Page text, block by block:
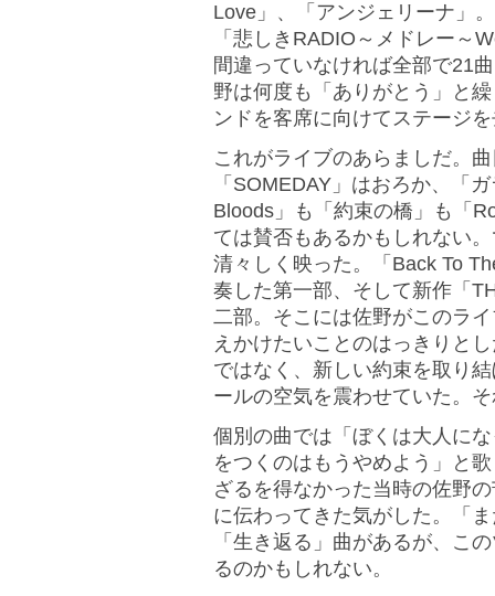
Love」、「アンジェリーナ」
「悲しきRADIO～メドレー～
間違っていなければ全部で21
野は何度も「ありがとう」と
ンドを客席に向けてステージ
これがライブのあらましだ。
「SOMEDAY」はおろか、「
Bloods」も「約束の橋」も「
ては賛否もあるかもしれない
清々しく映った。「Back To
奏した第一部、そして新作「
二部。そこには佐野がこのラ
えかけたいことのはっきりと
ではなく、新しい約束を取り
ールの空気を震わせていた。
個別の曲では「ぼくは大人に
をつくのはもうやめよう」と
ざるを得なかった当時の佐野
に伝わってきた気がした。「
「生き返る」曲があるが、こ
るのかもしれない。